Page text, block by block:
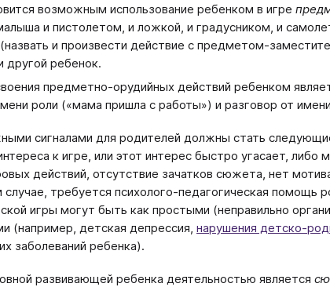
возможным использование ребенком в игре
и пистолетом, и ложкой, и градусником, и
и произвести действие с предметом-
другой ребенок.
предметно-орудийных действий ребенком
роли («мама пришла с работы») и разговор от
сигналами для родителей должны стать
к игре, или этот интерес быстро угасает, либо
действий, отсутствие зачатков сюжета, нет
требуется психолого-педагогическая помощь
игры могут быть как простыми (неправильно
(например, детская депрессия, нарушения детско-
заболеваний ребенка).
развивающей ребенка деятельностью является